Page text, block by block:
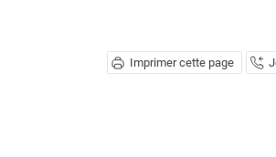
plafond
Déstratificateur industriel
Imprimer cette page